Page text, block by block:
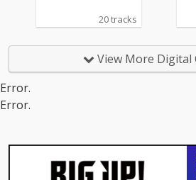
20 tracks
View More Digital
Error.
Error.